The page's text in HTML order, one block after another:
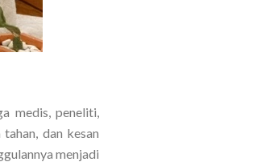
medis, peneliti,
dan kesan
menjadi